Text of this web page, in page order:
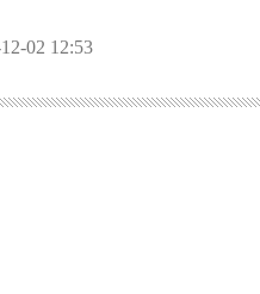
02 12:53